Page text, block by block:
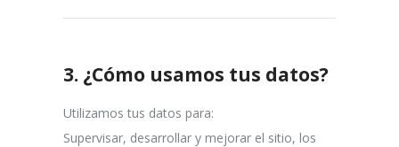
3. ¿Cómo usamos tus datos?
Utilizamos tus datos para:
Supervisar, desarrollar y mejorar el sitio, los